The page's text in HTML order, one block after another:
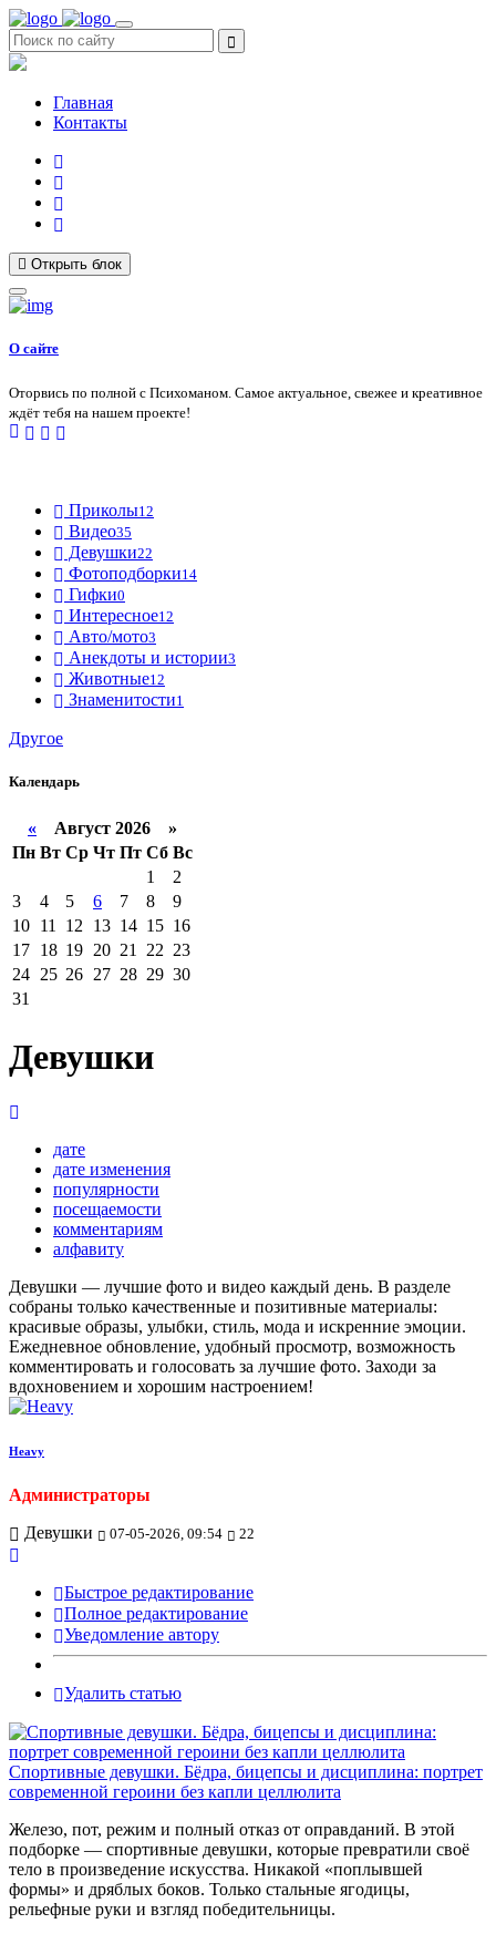
Главная
Контакты
Открыть блок
О сайте
Оторвись по полной с Психоманом. Самое актуальное, свежее и креативное
ждёт тебя на нашем проекте!
Приколы12
Видео35
Девушки22
Фотоподборки14
Гифки0
Интересное12
Авто/мото3
Анекдоты и истории3
Животные12
Знаменитости1
Другое
Календарь
« Август 2026 »
Пн Вт Ср Чт Пт Сб Вс
1
2
3
4 5 6 7 8
9
10 11 12 13 14 15 16
17 18 19 20 21 22 23
24 25 26 27 28 29 30
31
Девушки
дате
дате изменения
популярности
посещаемости
комментариям
алфавиту
Девушки — лучшие фото и видео каждый день. В разделе
собраны только качественные и позитивные материалы:
красивые образы, улыбки, стиль, мода и искренние эмоции.
Ежедневное обновление, удобный просмотр, возможность
комментировать и голосовать за лучшие фото. Заходи за
вдохновением и хорошим настроением!
Heavy
Администраторы
Девушки
07-05-2026, 09:54 22
Быстрое редактирование
Полное редактирование
Уведомление автору
Удалить статью
Спортивные девушки. Бёдра, бицепсы и дисциплина: портрет
современной героини без капли целлюлита
Железо, пот, режим и полный отказ от оправданий. В этой
подборке — спортивные девушки, которые превратили своё
тело в произведение искусства. Никакой «поплывшей
формы» и дряблых боков. Только стальные ягодицы,
рельефные руки и взгляд победительницы.